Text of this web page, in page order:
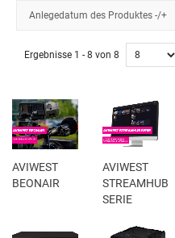
Anlegedatum des Produktes -/+
Ergebnisse 1 - 8 von 8
AVIWEST
BEONAIR
AVIWEST
STREAMHUB
SERIE